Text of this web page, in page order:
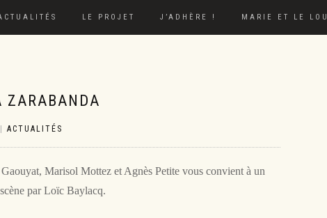
LE PROJET J’ADHÈRE ! MARIE ET LE LOU
ZARABANDA
ACTUALITÉS
Marisol Mottez et Agnès Petite vous convient à un
par Loïc Baylacq.